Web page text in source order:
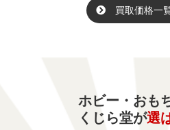
買取価格一
ホビー・おも
くじら堂が選